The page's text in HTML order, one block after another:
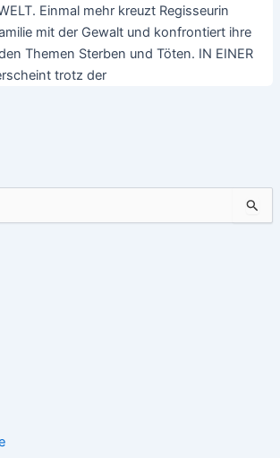
Einmal mehr kreuzt Regisseurin
mit der Gewalt und konfrontiert ihre
Themen Sterben und Töten. IN EINER
trotz der